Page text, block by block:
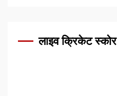
लाइव क्रिकेट स्कोर